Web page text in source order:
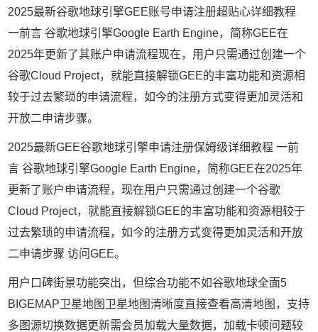
2025最新谷歌地球引擎GEE账号申请注册超贴心详细教程
一前言 谷歌地球引擎Google Earth Engine，简称GEE在
2025年更新了其账户申请流程现在，用户只需通过创建一个
谷歌Cloud Project，就能直接解锁GEE的丰富功能和资源相
较于过去繁琐的申请流程，如今的注册方式变得更加灵活和
开放二申请步骤。
2025最新GEE谷歌地球引擎申请注册保姆级详细教程 一前
言 谷歌地球引擎Google Earth Engine，简称GEE在2025年
更新了账户申请流程，现在用户只需通过创建一个谷歌
Cloud Project，就能直接解锁GEE的丰富功能和资源相较于
过去繁琐的申请流程，如今的注册方式变得更加灵活和开放
二申请步骤 访问GEE。
用户口碑街景功能突出，但综合功能不如谷歌地球全面5
BIGEMAP卫星地图卫星地图清晰度直接查看高清地图，支持
多图源切换数据更新需会员加载大量数据，加载卡顿问题较